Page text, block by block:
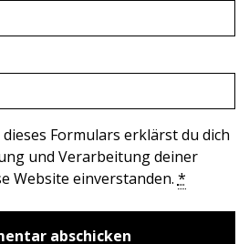
Formulars erklärst du dich
und Verarbeitung deiner
Website einverstanden. *